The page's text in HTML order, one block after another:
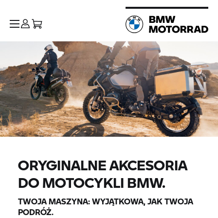
ORYGINALNE AKCESORIA
DO MOTOCYKLI BMW.
TWOJA MASZYNA: WYJĄTKOWA, JAK TWOJA
PODRÓŻ.